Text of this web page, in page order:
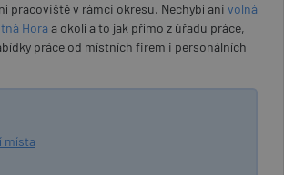
pracoviště v rámci okresu. Nechybí ani volná
Hora a okolí a to jak přímo z úřadu práce,
práce od místních firem i personálních
místa